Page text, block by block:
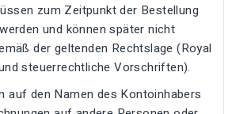
zum Zeitpunkt der Bestellung
und können später nicht
der geltenden Rechtslage (Royal
steuerrechtliche Vorschriften).
auf den Namen des Kontoinhabers